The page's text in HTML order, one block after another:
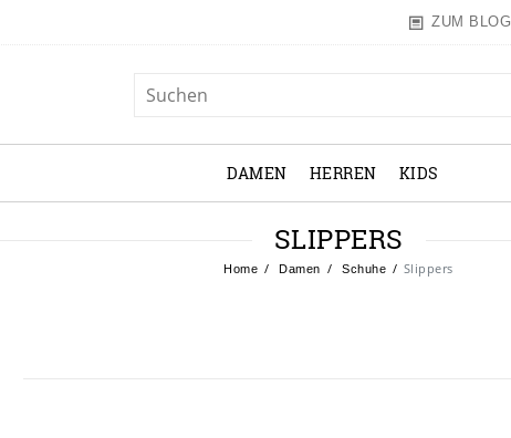
ZUM BLOG
DAMEN HERREN KIDS
SLIPPERS
Home Damen Schuhe Slippers